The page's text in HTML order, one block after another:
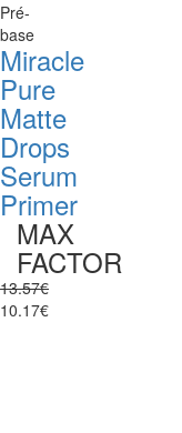
Pré-
base
Miracle
Pure
Matte
Drops
Serum
Primer
MAX
FACTOR
13.57€
10.17€